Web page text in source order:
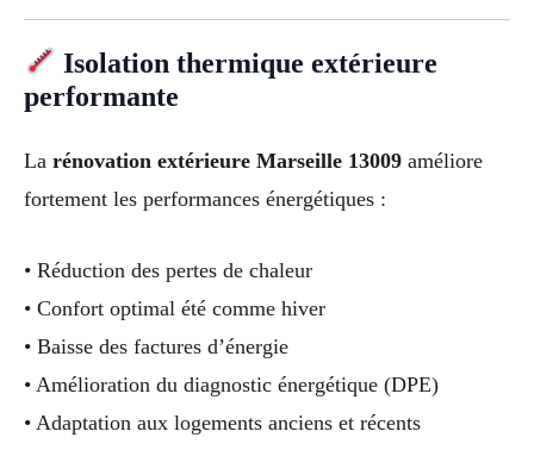
Isolation thermique extérieure
performante
La rénovation extérieure Marseille 13009 améliore
fortement les performances énergétiques :
• Réduction des pertes de chaleur
• Confort optimal été comme hiver
• Baisse des factures d’énergie
• Amélioration du diagnostic énergétique (DPE)
• Adaptation aux logements anciens et récents